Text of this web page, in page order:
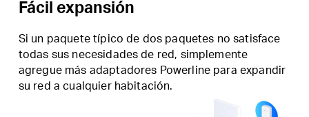
Fácil expansión
Si un paquete típico de dos paquetes no satisface
todas sus necesidades de red, simplemente
agregue más adaptadores Powerline para expandir
su red a cualquier habitación.